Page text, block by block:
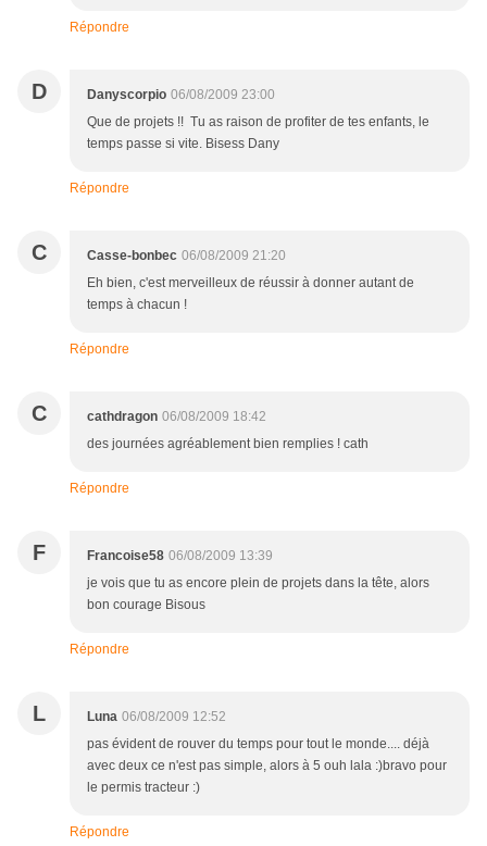
Répondre
D Danyscorpio 06/08/2009 23:00
Que de projets !! Tu as raison de profiter de tes enfants, le
temps passe si vite. Bisess Dany
Répondre
C Casse-bonbec 06/08/2009 21:20
Eh bien, c'est merveilleux de réussir à donner autant de
temps à chacun !
Répondre
C cathdragon 06/08/2009 18:42
des journées agréablement bien remplies ! cath
Répondre
F Francoise58 06/08/2009 13:39
je vois que tu as encore plein de projets dans la tête, alors
bon courage Bisous
Répondre
L Luna 06/08/2009 12:52
pas évident de rouver du temps pour tout le monde.... déjà
avec deux ce n'est pas simple, alors à 5 ouh lala :)bravo pour
le permis tracteur :)
Répondre